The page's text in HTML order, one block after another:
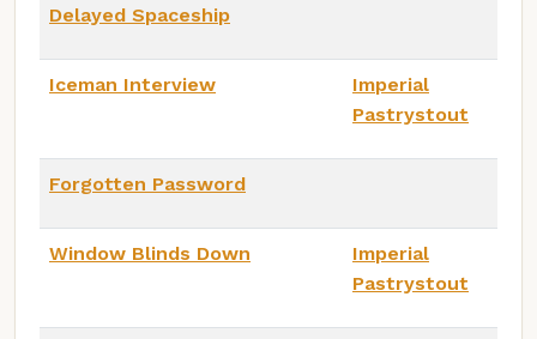
Delayed Spaceship
Iceman Interview
Imperial
Pastrystout
Forgotten Password
Window Blinds Down
Imperial
Pastrystout